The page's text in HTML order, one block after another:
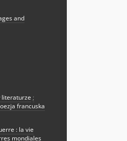
and
literaturze ;
francuska
: la vie
mondiales